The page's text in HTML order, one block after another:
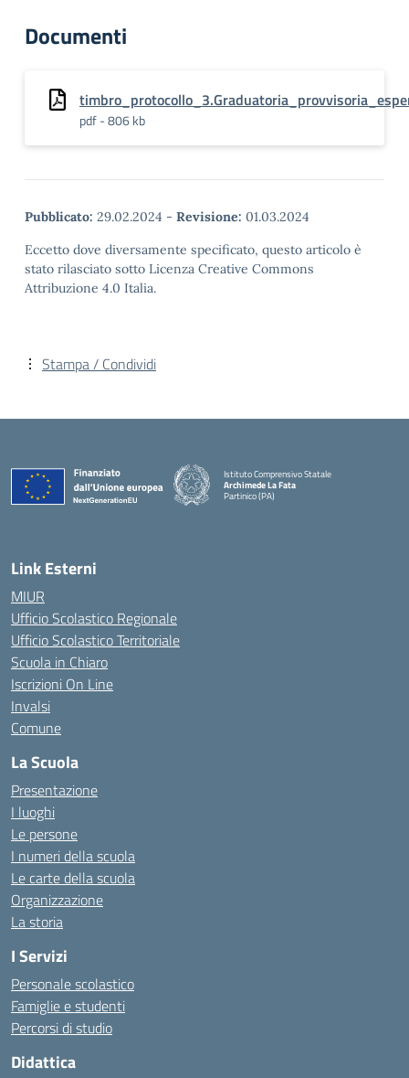
Documenti
pdf - 806 kb
Pubblicato: 29.02.2024 - Revisione: 01.03.2024
Eccetto dove diversamente specificato, questo articolo è
stato rilasciato sotto Licenza Creative Commons
Attribuzione 4.0 Italia.
Stampa / Condividi
Istituto Comprensivo Statale
Archimede La Fata
Partinico (PA)
Link Esterni
MIUR
Ufficio Scolastico Regionale
Ufficio Scolastico Territoriale
Scuola in Chiaro
Iscrizioni On Line
Invalsi
Comune
La Scuola
Presentazione
I luoghi
Le persone
I numeri della scuola
Le carte della scuola
Organizzazione
La storia
I Servizi
Personale scolastico
Famiglie e studenti
Percorsi di studio
Didattica